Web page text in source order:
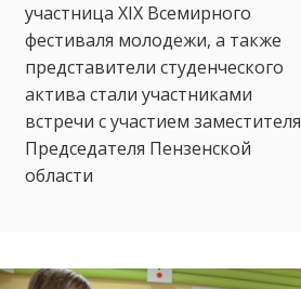
участница XIX Всемирного
фестиваля молодежи, а также
представители студенческого
актива стали участниками
встречи с участием заместителя
Председателя Пензенской
области